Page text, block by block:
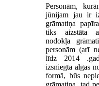
Personām,
jūnijam jau ir
grāmatiņa
tiks aizstāta
nodokļa
personām (arī
līdz 2014
izsniegta algas
formā, būs
grāmatiņa, tad